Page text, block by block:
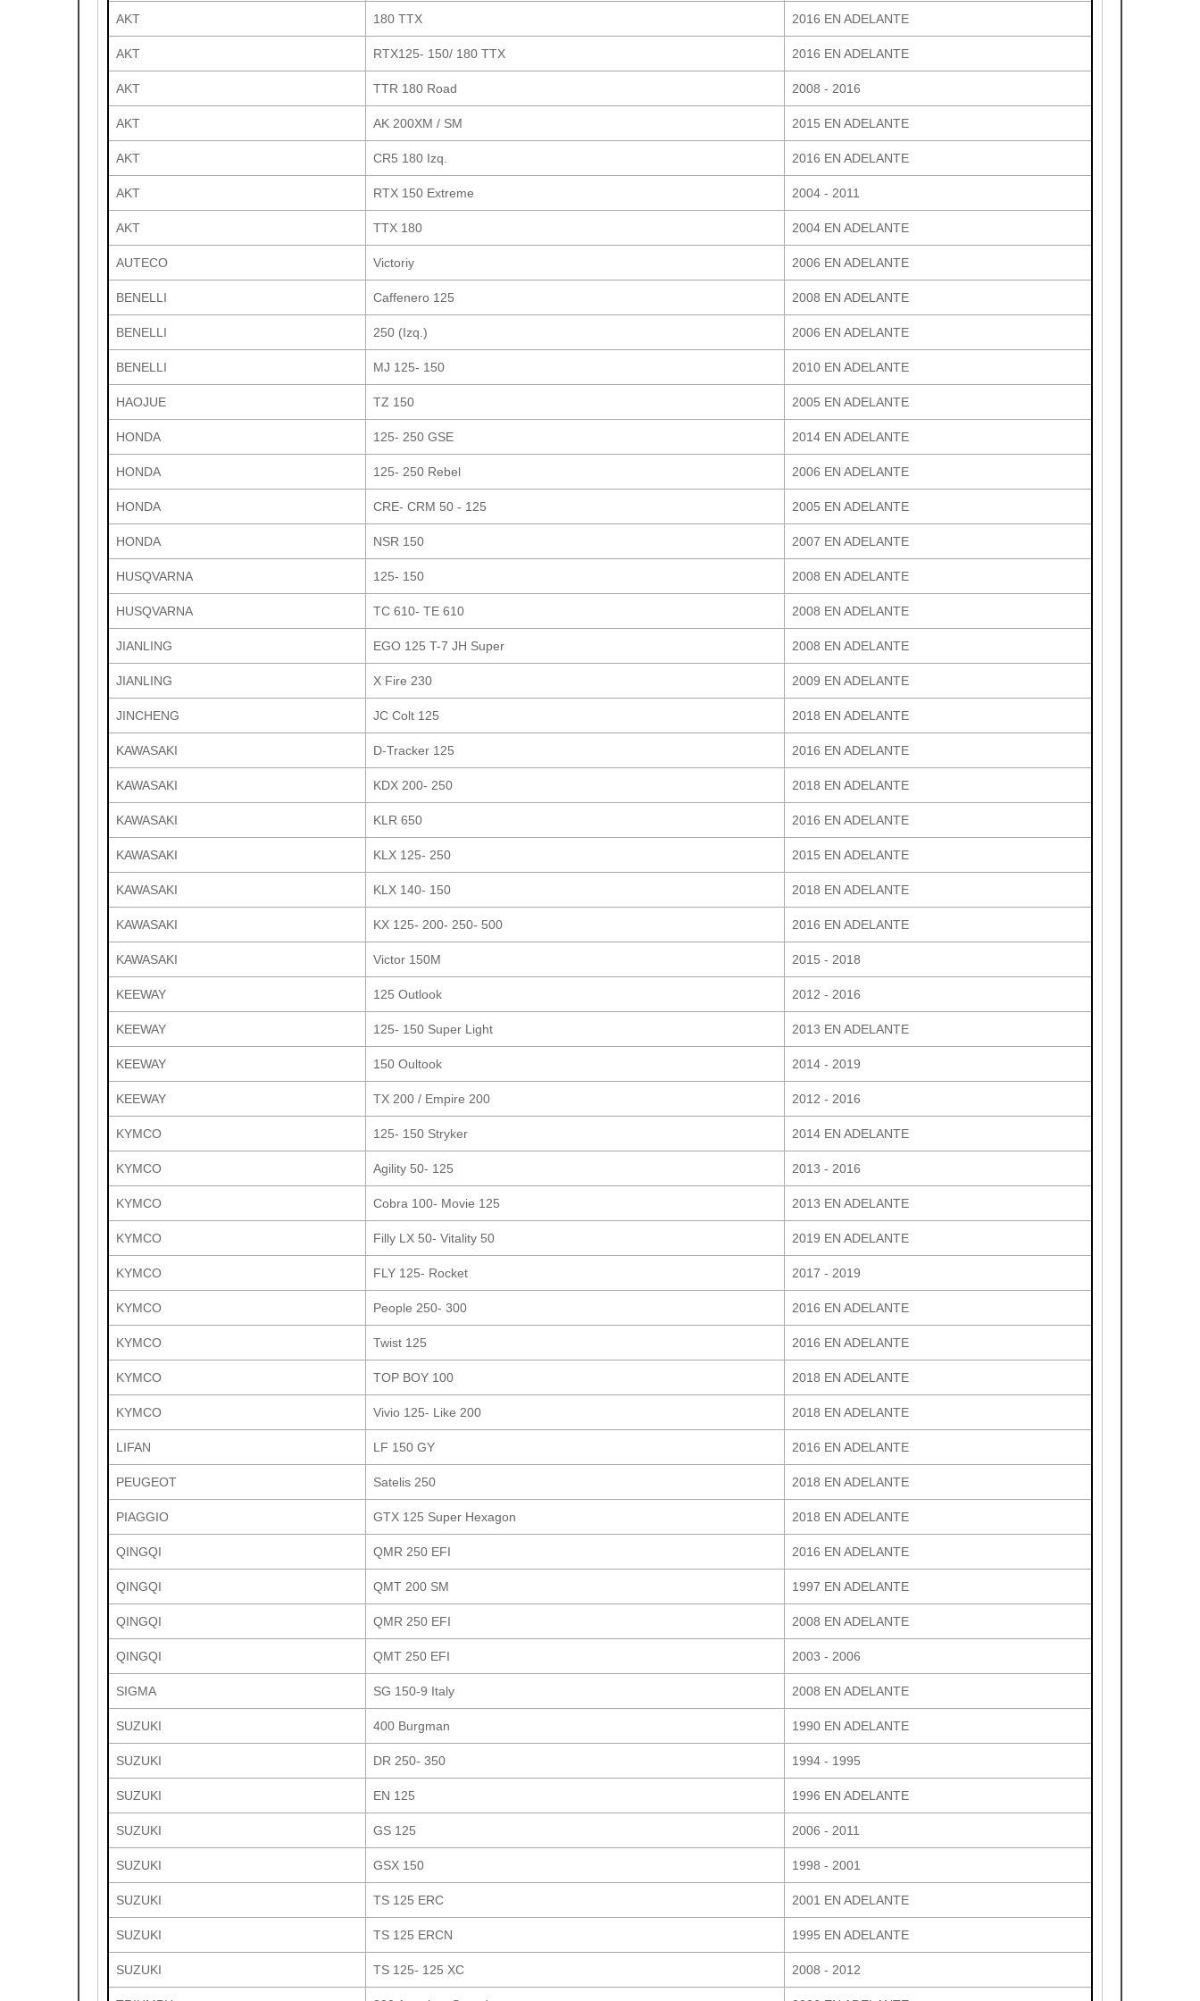
AKT 180 TTX 2016 EN ADELANTE
AKT RTX125- 150/ 180 TTX 2016 EN ADELANTE
AKT TTR 180 Road 2008 - 2016
AKT AK 200XM / SM 2015 EN ADELANTE
AKT CR5 180 Izq. 2016 EN ADELANTE
AKT RTX 150 Extreme 2004 - 2011
AKT TTX 180 2004 EN ADELANTE
AUTECO Victoriy 2006 EN ADELANTE
BENELLI Caffenero 125 2008 EN ADELANTE
BENELLI 250 (Izq.) 2006 EN ADELANTE
BENELLI MJ 125- 150 2010 EN ADELANTE
HAOJUE TZ 150 2005 EN ADELANTE
HONDA 125- 250 GSE 2014 EN ADELANTE
HONDA 125- 250 Rebel 2006 EN ADELANTE
HONDA CRE- CRM 50 - 125 2005 EN ADELANTE
HONDA NSR 150 2007 EN ADELANTE
HUSQVARNA 125- 150 2008 EN ADELANTE
HUSQVARNA TC 610- TE 610 2008 EN ADELANTE
JIANLING EGO 125 T-7 JH Super 2008 EN ADELANTE
JIANLING X Fire 230 2009 EN ADELANTE
JINCHENG JC Colt 125 2018 EN ADELANTE
KAWASAKI D-Tracker 125 2016 EN ADELANTE
KAWASAKI KDX 200- 250 2018 EN ADELANTE
KAWASAKI KLR 650 2016 EN ADELANTE
KAWASAKI KLX 125- 250 2015 EN ADELANTE
KAWASAKI KLX 140- 150 2018 EN ADELANTE
KAWASAKI KX 125- 200- 250- 500 2016 EN ADELANTE
KAWASAKI Victor 150M 2015 - 2018
KEEWAY 125 Outlook 2012 - 2016
KEEWAY 125- 150 Super Light 2013 EN ADELANTE
KEEWAY 150 Oultook 2014 - 2019
KEEWAY TX 200 / Empire 200 2012 - 2016
KYMCO 125- 150 Stryker 2014 EN ADELANTE
KYMCO Agility 50- 125 2013 - 2016
KYMCO Cobra 100- Movie 125 2013 EN ADELANTE
KYMCO Filly LX 50- Vitality 50 2019 EN ADELANTE
KYMCO FLY 125- Rocket 2017 - 2019
KYMCO People 250- 300 2016 EN ADELANTE
KYMCO Twist 125 2016 EN ADELANTE
KYMCO TOP BOY 100 2018 EN ADELANTE
KYMCO Vivio 125- Like 200 2018 EN ADELANTE
LIFAN LF 150 GY 2016 EN ADELANTE
PEUGEOT Satelis 250 2018 EN ADELANTE
PIAGGIO GTX 125 Super Hexagon 2018 EN ADELANTE
QINGQI QMR 250 EFI 2016 EN ADELANTE
QINGQI QMT 200 SM 1997 EN ADELANTE
QINGQI QMR 250 EFI 2008 EN ADELANTE
QINGQI QMT 250 EFI 2003 - 2006
SIGMA SG 150-9 Italy 2008 EN ADELANTE
SUZUKI 400 Burgman 1990 EN ADELANTE
SUZUKI DR 250- 350 1994 - 1995
SUZUKI EN 125 1996 EN ADELANTE
SUZUKI GS 125 2006 - 2011
SUZUKI GSX 150 1998 - 2001
SUZUKI TS 125 ERC 2001 EN ADELANTE
SUZUKI TS 125 ERCN 1995 EN ADELANTE
SUZUKI TS 125- 125 XC 2008 - 2012